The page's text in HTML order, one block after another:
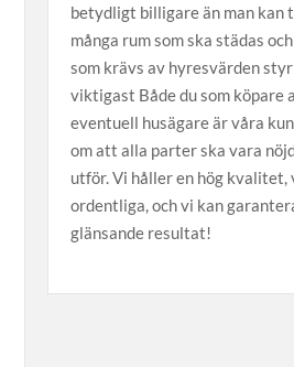
betydligt billigare än man kan
många rum som ska städas
som krävs av hyresvärden
viktigast Både du som köpare
eventuell husägare är våra
om att alla parter ska vara
utför. Vi håller en hög kvalitet,
ordentliga, och vi kan
glänsande resultat!